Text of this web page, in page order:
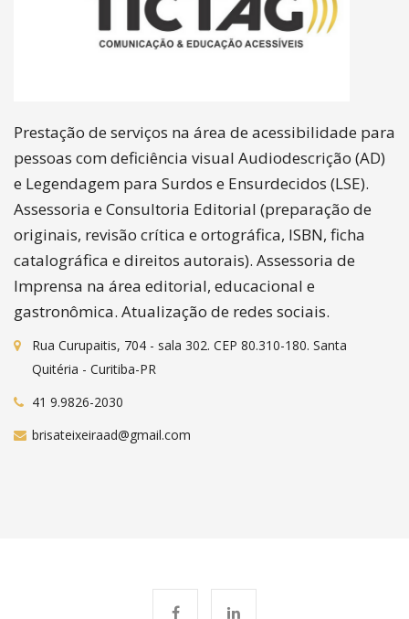
Prestação de serviços na área de acessibilidade para
pessoas com deficiência visual Audiodescrição (AD)
e Legendagem para Surdos e Ensurdecidos (LSE).
Assessoria e Consultoria Editorial (preparação de
originais, revisão crítica e ortográfica, ISBN, ficha
catalográfica e direitos autorais). Assessoria de
Imprensa na área editorial, educacional e
gastronômica. Atualização de redes sociais.
Rua Curupaitis, 704 - sala 302. CEP 80.310-180. Santa
Quitéria - Curitiba-PR
41 9.9826-2030
brisateixeiraad@gmail.com